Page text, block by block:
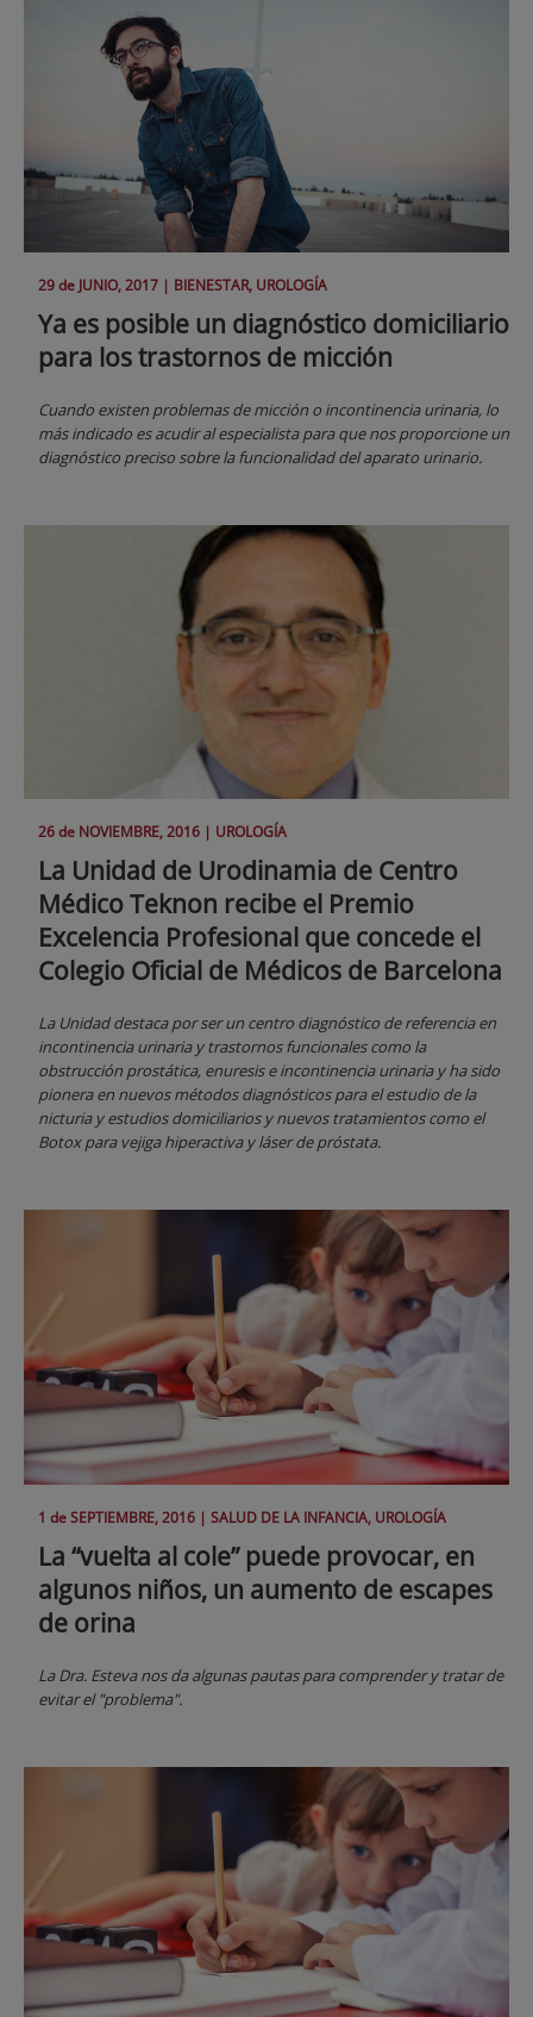
29 deJUNIO, 2017 | BIENESTAR, UROLOGÍA
Ya es posible un diagnóstico domiciliario
para los trastornos de micción
Cuando existen problemas de micción o incontinencia urinaria, lo
más indicado es acudir al especialista para que nos proporcione un
diagnóstico preciso sobre la funcionalidad del aparato urinario.
26 de NOVIEMBRE, 2016 | UROLOGÍA
La Unidad de Urodinamia de Centro
Médico Teknon recibe el Premio
Excelencia Profesional que concede el
Colegio Oficial de Médicos de Barcelona
La Unidad destaca por ser un centro diagnóstico de referencia en
incontinencia urinaria y trastornos funcionales como la
obstrucción prostática, enuresis e incontinencia urinaria y ha sido
pionera en nuevos métodos diagnósticos para el estudio de la
nicturia y estudios domiciliarios y nuevos tratamientos como el
Botox para vejiga hiperactiva y láser de próstata.
1 deSEPTIEMBRE, 2016 | SALUD DE LA INFANCIA, UROLOGÍA
La “vuelta al cole” puede provocar, en
algunos niños, un aumento de escapes
de orina
La Dra. Esteva nos da algunas pautas para comprender y tratar de
evitar el "problema".